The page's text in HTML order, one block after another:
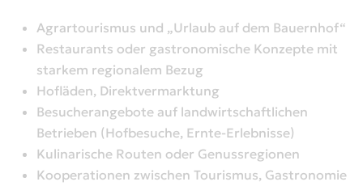
Agrartourismus und „Urlaub auf dem Bauernhof“
Restaurants oder gastronomische Konzepte mit
starkem regionalem Bezug
Hofläden, Direktvermarktung
Besucherangebote auf landwirtschaftlichen
Betrieben (Hofbesuche, Ernte-Erlebnisse)
Kulinarische Routen oder Genussregionen
Kooperationen zwischen Tourismus, Gastronomie